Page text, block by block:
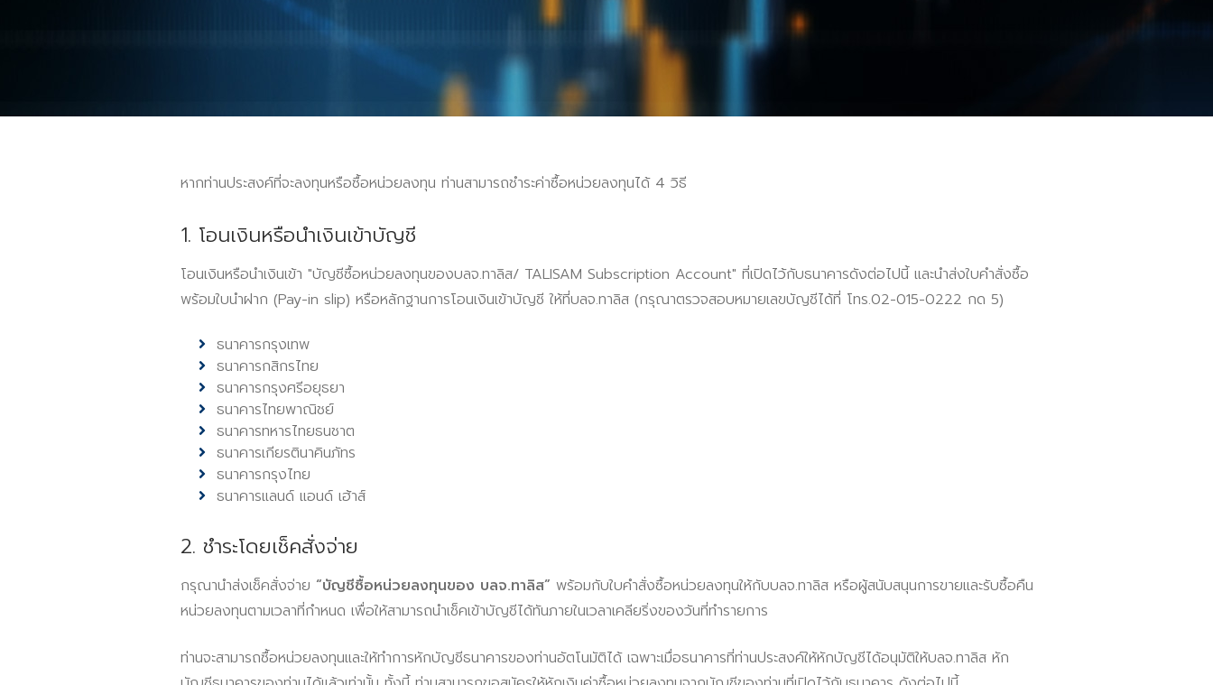
หากท่านประสงค์ที่จะลงทุนหรือซื้อหน่วยลงทุน ท่านสามารถชำระค่าซื้อหน่วยลงทุนได้ 4 วิธี
1. โอนเงินหรือนำเงินเข้าบัญชี
โอนเงินหรือนำเงินเข้า "บัญชีซื้อหน่วยลงทุนของบลจ.ทาลิส/ TALISAM Subscription Account" ที่เปิดไว้กับธนาคารดังต่อไปนี้ และนำส่งใบคำสั่งซื้อ
พร้อมใบนำฝาก (Pay-in slip) หรือหลักฐานการโอนเงินเข้าบัญชี ให้ที่บลจ.ทาลิส (กรุณาตรวจสอบหมายเลขบัญชีได้ที่ โทร.02-015-0222 กด 5)
ธนาคารกรุงเทพ
ธนาคารกสิกรไทย
ธนาคารกรุงศรีอยุธยา
ธนาคารไทยพาณิชย์
ธนาคารทหารไทยธนชาต
ธนาคารเกียรตินาคินภัทร
ธนาคารกรุงไทย
ธนาคารแลนด์ แอนด์ เฮ้าส์
2. ชำระโดยเช็คสั่งจ่าย
กรุณานำส่งเช็คสั่งจ่าย “บัญชีซื้อหน่วยลงทุนของ บลจ.ทาลิส” พร้อมกับใบคำสั่งซื้อหน่วยลงทุนให้กับบลจ.ทาลิส หรือผู้สนับสนุนการขายและรับซื้อคืน
หน่วยลงทุนตามเวลาที่กำหนด เพื่อให้สามารถนำเช็คเข้าบัญชีได้ทันภายในเวลาเคลียริ่งของวันที่ทำรายการ
ท่านจะสามารถซื้อหน่วยลงทุนและให้ทำการหักบัญชีธนาคารของท่านอัตโนมัติได้ เฉพาะเมื่อธนาคารที่ท่านประสงค์ให้หักบัญชีได้อนุมัติให้บลจ.ทาลิส หัก